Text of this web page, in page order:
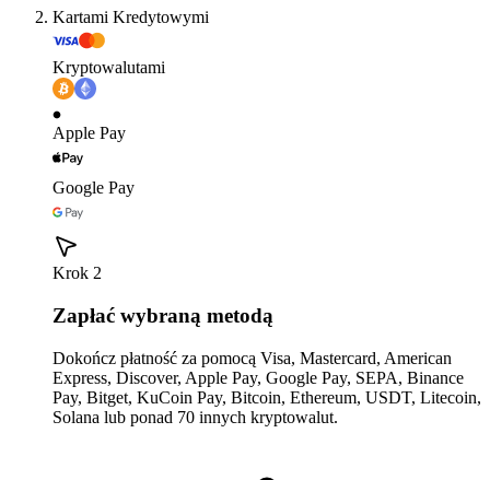
Kartami Kredytowymi
Kryptowalutami
Apple Pay
Google Pay
Krok 2
Zapłać wybraną metodą
Dokończ płatność za pomocą Visa, Mastercard, American
Express, Discover, Apple Pay, Google Pay, SEPA, Binance
Pay, Bitget, KuCoin Pay, Bitcoin, Ethereum, USDT, Litecoin,
Solana lub ponad 70 innych kryptowalut.